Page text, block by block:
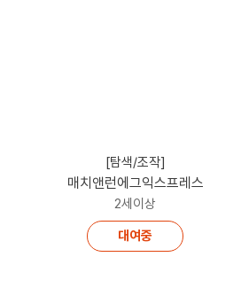
[탐색/조작]
매치앤런에그익스프레스
2세이상
대여중